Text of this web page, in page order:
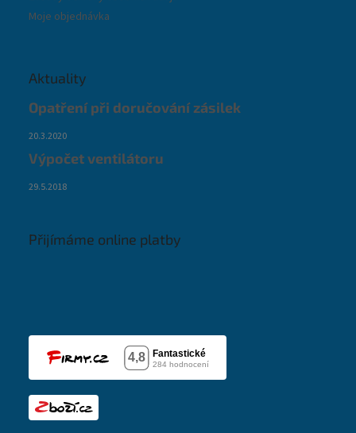
Moje objednávka
Aktuality
Opatření při doručování zásilek
20.3.2020
Výpočet ventilátoru
29.5.2018
Přijímáme online platby